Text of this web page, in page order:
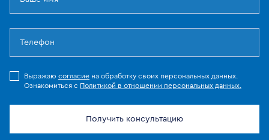
Выражаю согласие на обработку своих персональных данных.
Ознакомиться с Политикой в отношении персональных данных.
Получить консультацию